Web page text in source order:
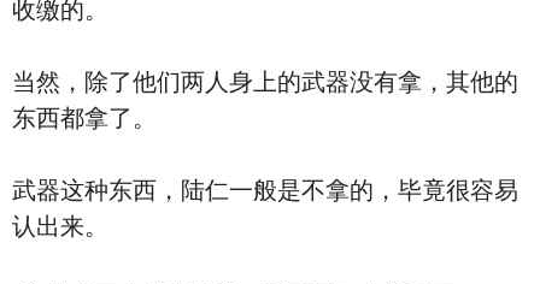
收缴的。
当然，除了他们两人身上的武器没有拿，其他的
东西都拿了。
武器这种东西，陆仁一般是不拿的，毕竟很容易
认出来。